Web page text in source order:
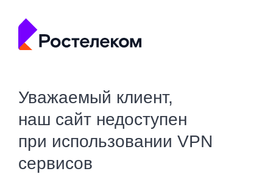
Уважаемый клиент,
наш сайт недоступен
при использовании VPN
сервисов